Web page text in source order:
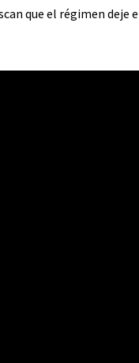
que el régimen deje